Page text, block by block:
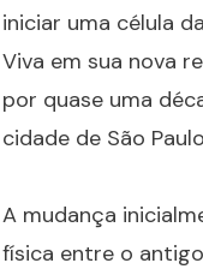
iniciar uma célula
Viva em sua nova
por quase uma
cidade de São
A mudança
física entre o